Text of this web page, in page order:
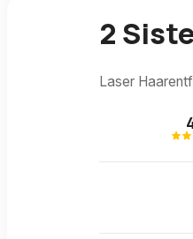
2
Laser